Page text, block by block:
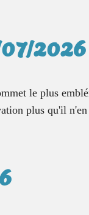
2026
le plus
plus qu'il